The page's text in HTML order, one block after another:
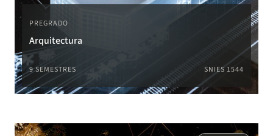
PREGRADO
Arquitectura
9 SEMESTRES SNIES 1544